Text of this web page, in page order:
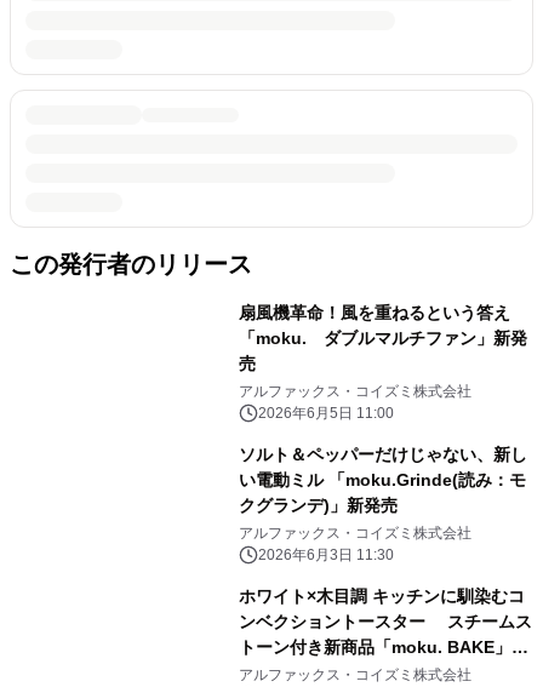
この発行者のリリース
扇風機革命！風を重ねるという答え
「moku. ダブルマルチファン」新発
売
アルファックス・コイズミ株式会社
2026年6月5日 11:00
ソルト＆ペッパーだけじゃない、新し
い電動ミル 「moku.Grinde(読み：モ
クグランデ)」新発売
アルファックス・コイズミ株式会社
2026年6月3日 11:30
ホワイト×木目調 キッチンに馴染むコ
ンベクショントースター スチームス
トーン付き新商品「moku. BAKE」の
販売を開始
アルファックス・コイズミ株式会社